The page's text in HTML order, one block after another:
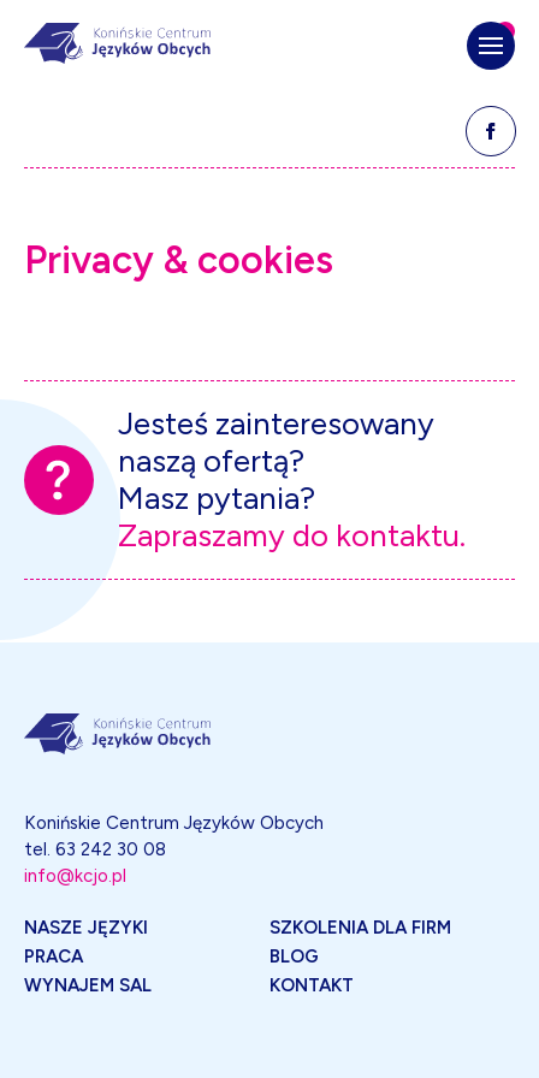
Privacy & cookies
Jesteś zainteresowany
naszą ofertą?
Masz pytania?
Zapraszamy do kontaktu.
Konińskie Centrum Języków Obcych
tel. 63 242 30 08
info@kcjo.pl
NASZE JĘZYKI
SZKOLENIA DLA FIRM
PRACA
BLOG
WYNAJEM SAL
KONTAKT